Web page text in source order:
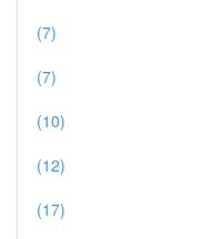
(7)
(7)
(10)
(12)
(17)